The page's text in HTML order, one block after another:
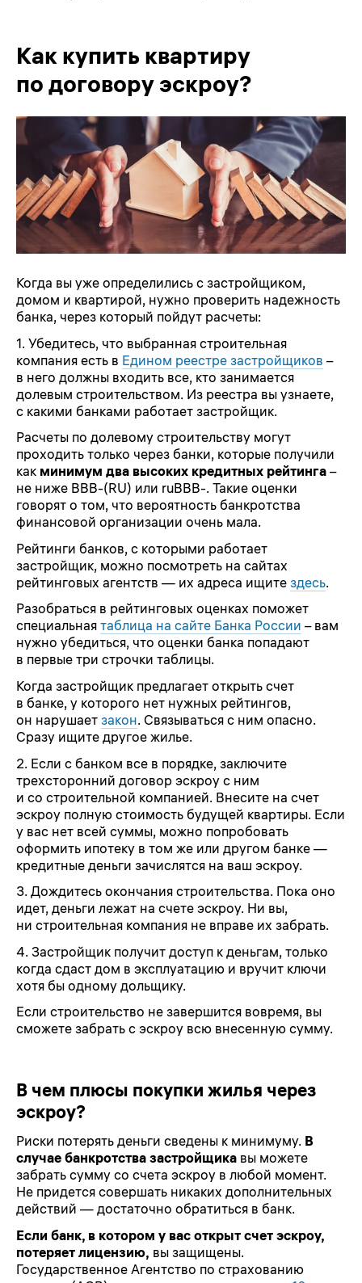
Как купить квартиру
по договору эскроу?
Когда вы уже определились с застройщиком,
домом и квартирой, нужно проверить надежность
банка, через который пойдут расчеты:
1. Убедитесь, что выбранная строительная
компания есть в Едином реестре застройщиков –
в него должны входить все, кто занимается
долевым строительством. Из реестра вы узнаете,
с какими банками работает застройщик.
Расчеты по долевому строительству могут
проходить только через банки, которые получили
как минимум два высоких кредитных рейтинга –
не ниже BBB-(RU) или ruBBB-. Такие оценки
говорят о том, что вероятность банкротства
финансовой организации очень мала.
Рейтинги банков, с которыми работает
застройщик, можно посмотреть на сайтах
рейтинговых агентств — их адреса ищите здесь.
Разобраться в рейтинговых оценках поможет
специальная таблица на сайте Банка России – вам
нужно убедиться, что оценки банка попадают
в первые три строчки таблицы.
Когда застройщик предлагает открыть счет
в банке, у которого нет нужных рейтингов,
он нарушает закон. Связываться с ним опасно.
Сразу ищите другое жилье.
2. Если с банком все в порядке, заключите
трехсторонний договор эскроу с ним
и со строительной компанией. Внесите на счет
эскроу полную стоимость будущей квартиры. Если
у вас нет всей суммы, можно попробовать
оформить ипотеку в том же или другом банке —
кредитные деньги зачислятся на ваш эскроу.
3. Дождитесь окончания строительства. Пока оно
идет, деньги лежат на счете эскроу. Ни вы,
ни строительная компания не вправе их забрать.
4. Застройщик получит доступ к деньгам, только
когда сдаст дом в эксплуатацию и вручит ключи
хотя бы одному дольщику.
Если строительство не завершится вовремя, вы
cможете забрать с эскроу всю внесенную сумму.
В чем плюсы покупки жилья через
эскроу?
Риски потерять деньги сведены к минимуму. В
случае банкротства застройщика вы можете
забрать сумму со счета эскроу в любой момент.
Не придется совершать никаких дополнительных
действий — достаточно обратиться в банк.
Если банк, в котором у вас открыт счет эскроу,
потеряет лицензию, вы защищены.
Государственное Агентство по страхованию